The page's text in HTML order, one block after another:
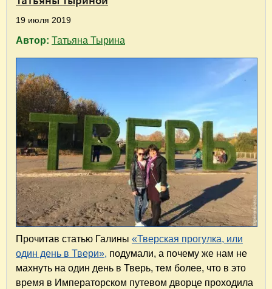
19 июля 2019
Автор: Татьяна Тырина
Прочитав статью Галины «Тверская прогулка, или
один день в Твери», подумали, а почему же нам не
махнуть на один день в Тверь, тем более, что в это
время в Императорском путевом дворце проходила